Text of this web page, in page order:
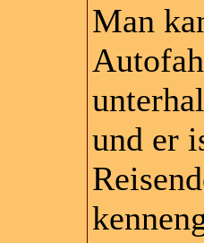
Man
und er